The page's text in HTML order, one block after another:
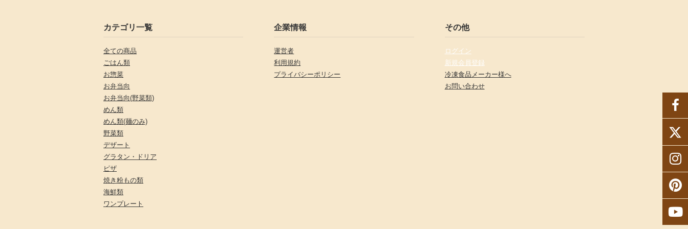
カテゴリ一覧
全ての商品
ごはん類
お惣菜
お弁当向
お弁当向(野菜類)
めん類
めん類(麺のみ)
野菜類
デザート
グラタン・ドリア
ピザ
焼き粉もの類
海鮮類
ワンプレート
企業情報
運営者
利用規約
プライバシーポリシー
その他
ログイン
新規会員登録
冷凍食品メーカー様へ
お問い合わせ